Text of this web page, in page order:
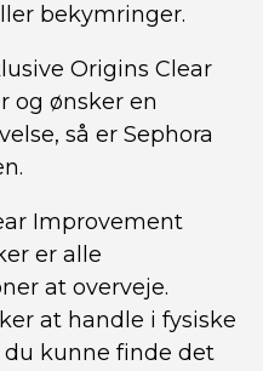
bekymringer.
Origins Clear
og ønsker en
så er Sephora
Improvement
er alle
at overveje.
at handle i fysiske
kunne finde det